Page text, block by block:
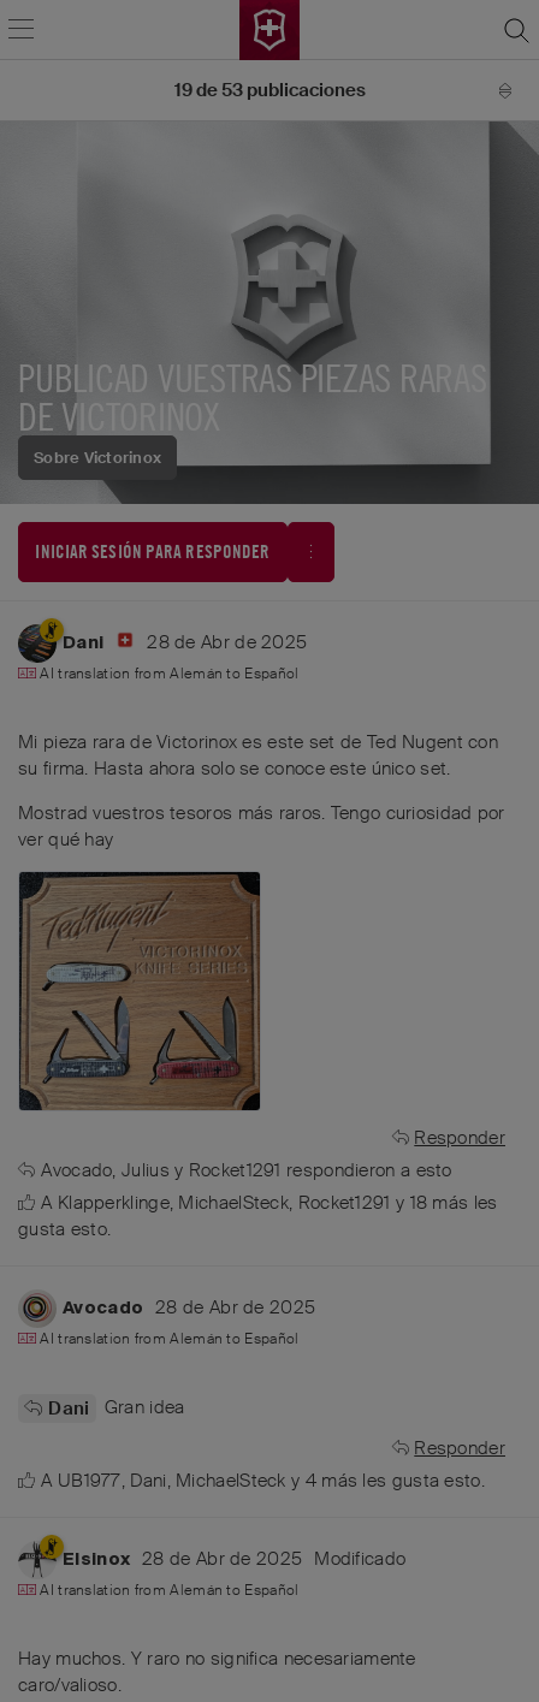
Sobre Victorinox
PUBLICAD VUESTRAS PIEZAS RARAS
DE VICTORINOX
INICIAR SESIÓN PARA RESPONDER
19de 53publicaciones
Dani 28 de Abr de 2025
AI translation fromAlemán to Español
Mi pieza rara de Victorinox es este set de Ted Nugent con
su firma. Hasta ahora solo se conoce este único set.
Mostrad vuestros tesoros más raros. Tengo curiosidad por
ver qué hay
Responder
Avocado,Julius y Rocket1291 respondieron a esto
A Klapperklinge, MichaelSteck, Rocket1291 y 18 más les
gusta esto.
Avocado 28 de Abr de 2025
AI translation fromAlemán to Español
Dani
Gran idea
Responder
A UB1977, Dani, MichaelSteck y 4más les gusta esto.
Elsinox 28 de Abr de 2025 Modificado
AI translation fromAlemán to Español
Hay muchos. Y raro no significa necesariamente
caro/valioso.